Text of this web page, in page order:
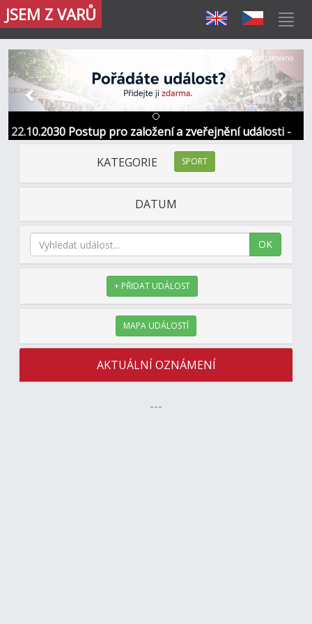
JSEM Z VARŮ
22.10.2030 Postup pro založení a zveřejnění události -
Informace / kontakt
Předchozí Další
Sponzorováno
KATEGORIE SPORT
DATUM
OK
+ PŘIDAT UDÁLOST
MAPA UDÁLOSTÍ
AKTUÁLNÍ OZNÁMENÍ
---